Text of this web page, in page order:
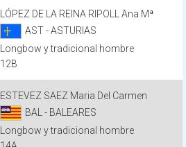
LÓPEZ DE LA REINA RIPOLL Ana Mª
AST - ASTURIAS
Longbow y tradicional hombre
12B
ESTEVEZ SAEZ Maria Del Carmen
BAL - BALEARES
Longbow y tradicional hombre